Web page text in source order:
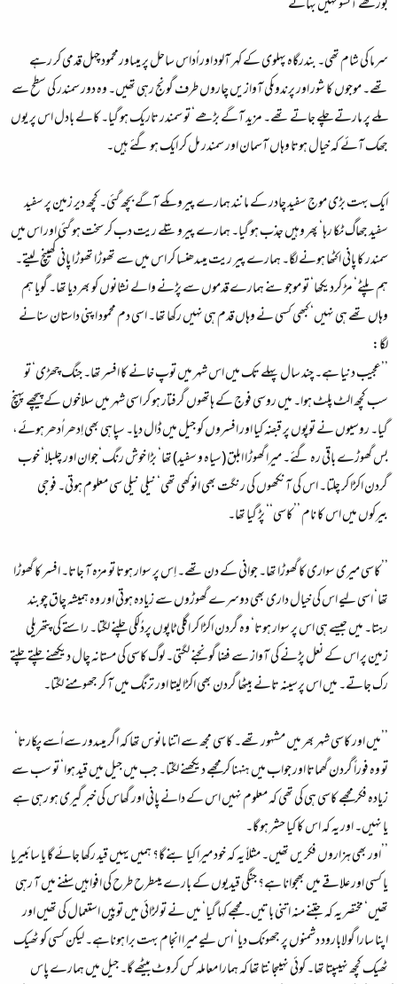
بوڑھے آنسو نہیں بہاتے
سرما کی شام تھی۔ بندرگاہ پہلوی کے کہر آلود اور اُداس ساحل پر میںاورمحمود چہل قدمی کر رہے
تھے۔ موجوں کا شور اور پرندوںکی آوازیں چاروں طرف گونج رہی تھیں۔ وہ دور سمندر کی سطح سے
ملے پر مارتے چلے جاتے تھے۔ مزید آگے بڑھے‘ تو سمندر تاریک ہو گیا۔ کالے بادل اس پر یوں
جھک آئے کہ خیال ہوتا وہاں آسمان اور سمندر مل کر ایک ہو گئے ہیں۔
ایک بہت بڑی موج سفید چادر کے مانند ہمارے پیروںکے آگے بچھ گئی۔ کچھ دیر زمین پر سفید
سفید جھاگ ٹکا رہا‘ پھر وہیں جذب ہو گیا۔ ہمارے پیروںتلے ریت دب کر سخت ہو گئی اور اس میں
سمندر کا پانی اکٹھا ہونے لگا۔ ہمارے پیر ریت میںدھنسا کر اس میں سے تھوڑا تھوڑا پانی کھینچ لیتے۔
ہم پلٹے‘ مڑ کردیکھا‘ تو موجوںنے ہمارے قدموں سے پڑنے والے نشانوں کو بھر دیا تھا۔ گویا ہم
وہاں تھے ہی نہیں‘ کبھی کسی نے وہاں قدم ہی نہیں رکھا تھا۔ اسی دم محمود اپنی داستان سنانے
لگا:
’’عجیب دنیا ہے۔ چند سال پہلے تک میں اس شہر میں توپ خانے کا افسر تھا۔ جنگ چھڑی‘ تو
سب کچھ الٹ پلٹ ہوا۔ میں روسی فوج کے ہاتھوں گرفتار ہو کر اسی شہر میں سلاخوں کے پیچھے پہنچ
گیا۔ روسیوں نے توپوں پر قبضہ کیا اور افسروں کو جیل میں ڈال دیا۔ سپاہی بھی اِدھر اُدھر ہوئے،
بس گھوڑے باقی رہ گئے۔ میرا گھوڑا ابلق (سیاہ و سفید) تھا‘ بڑا خوش رنگ‘جوان اور چلبلا‘ خوب
گردن اکڑا کر چلتا۔ اس کی آنکھوں کی رنگت بھی انوکھی تھی‘ نیلی نیلی سی معلوم ہوتی۔ فوجی
بیرکوں میں اس کا نام ’’کاسی‘‘ پڑ گیا تھا۔
’’کاسی میری سواری کا گھوڑا تھا۔ جوانی کے دن تھے۔ اِس پر سوار ہوتا تو مزہ آ جاتا۔ افسر کا گھوڑا
تھا‘ اسی لیے اس کی خیال داری بھی دوسرے گھوڑوں سے زیادہ ہوتی اور وہ ہمیشہ چاق چوبند
رہتا۔ میں جیسے ہی اس پر سوار ہوتا‘ وہ گردن اکڑا کر اگلی ٹاپوں پردُلکی چلنے لگتا۔ راستے کی پتھریلی
زمین پر اس کے نعل پڑنے کی آواز سے فضا گونجنے لگتی۔ لوگ کاسی کی مستانہ چال دیکھنے چلتے چلتے
رک جاتے۔ میں اس پرسینہ تانے بیٹھا گردن بھی اکڑا لیتا اور ترنگ میں آ کر جھومنے لگتا۔
’’میں اور کاسی شہر بھر میں مشہور تھے۔ کاسی مجھ سے اتنا مانوس تھا کہ اگر میںدور سے اُسے پکارتا‘
تو وہ فوراً گردن گھماتا اور جواب میں ہنہنا کر مجھے دیکھنے لگتا۔ جب میں جیل میں قید ہوا‘ تو سب سے
زیادہ فکر مجھے کاسی ہی کی تھی کہ معلوم نہیں اس کے دانے پانی اور گھاس کی خبر گیری ہو رہی ہے
یا نہیں۔ اور یہ کہ اس کا کیا حشر ہو گا۔
’’اور بھی ہزاروں فکریں تھیں۔ مثلاً یہ کہ خود میرا کیا بنے گا؟ ہمیں یہیں قید رکھا جائے گا یا سائبیریا
یا کسی اور علاقے میں بھجوانا ہے؟ جنگی قیدیوں کے بارے میںطرح طرح کی افواہیں سننے میں آ رہی
تھیں‘ مختصر یہ کہ جتنے منہ اتنی باتیں۔ مجھے کہا گیا‘ میں نے تو لڑائی میں توپیں استعمال کی تھیں اور
اپنا سارا گولابارود دشمنوں پر جھونک دیا‘ اس لیے میرا انجام بہت برا ہوناہے۔ لیکن کسی کو ٹھیک
ٹھیک کچھ نہیںپتا تھا۔ کوئی نہیںجانتا تھا کہ ہمارا معاملہ کس کروٹ بیٹھے گا۔ جیل میں ہمارے پاس